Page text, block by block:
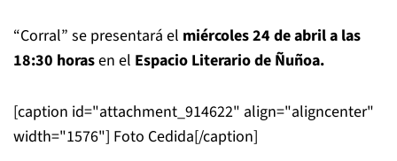
“Corral” se presentará el miércoles 24 de abril a las
18:30 horasen el Espacio Literario de Ñuñoa.
[caption id="attachment_914622" align="aligncenter"
width="1576"] Foto Cedida[/caption]